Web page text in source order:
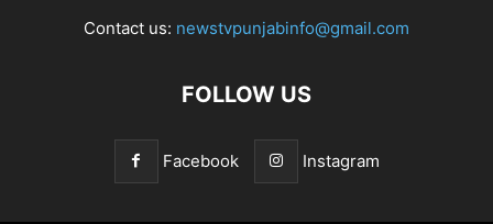
Contact us: newstvpunjabinfo@gmail.com
FOLLOW US
Facebook Instagram